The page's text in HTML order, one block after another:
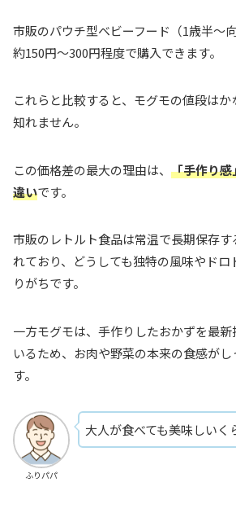
市販のパウチ型ベビーフード（1歳半〜
約150円〜300円程度で購入できます。
これらと比較すると、モグモの値段は
知れません。
この価格差の最大の理由は、 「手作り
違いです。
市販のレトルト食品は常温で長期保存
れており、どうしても独特の風味やド
りがちです。
一方モグモは、手作りしたおかずを最
いるため、お肉や野菜の本来の食感がし
す。
ふりパパ
大人が食べても美味しいく